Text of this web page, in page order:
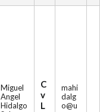
Miguel
Angel
Hidalgo
C
v
L
mahi
dalg
o@u